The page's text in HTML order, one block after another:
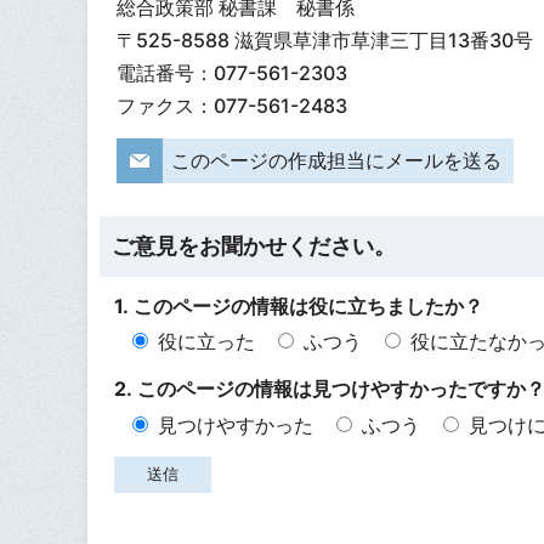
総合政策部 秘書課 秘書係
〒525-8588 滋賀県草津市草津三丁目13番30号
電話番号：077-561-2303
ファクス：077-561-2483
このページの作成担当にメールを送る
ご意見をお聞かせください。
1. このページの情報は役に立ちましたか？
役に立った
ふつう
役に立たなか
2. このページの情報は見つけやすかったですか？
見つけやすかった
ふつう 見つけ